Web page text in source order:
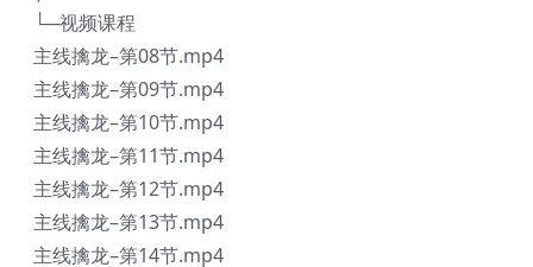
└─视频课程
主线擒龙–第08节.mp4
主线擒龙–第09节.mp4
主线擒龙–第10节.mp4
主线擒龙–第11节.mp4
主线擒龙–第12节.mp4
主线擒龙–第13节.mp4
主线擒龙–第14节.mp4